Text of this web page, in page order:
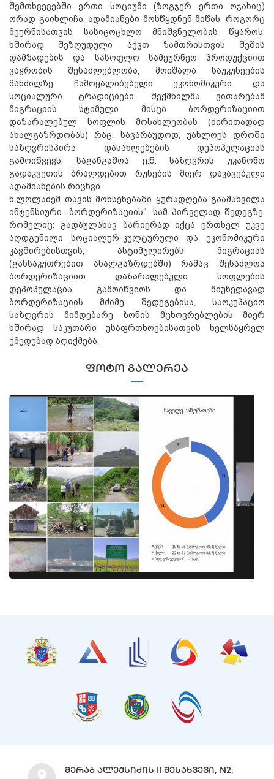
შემთხვევებში ერთი სოციუმი (ზოგჯერ ერთი ოჯახიც)
ორად გაიხლიჩა, ადამიანები მოსწყდნენ მიწას, როგორც
მეურნისათვის სასიცოცხლო მნიშვნელობის წყაროს;
ხშირად შეზღუდული აქვთ ზამთრისთვის შეშის
დამზადების და სასოფლო სამეურნეო პროდუქციით
ვაჭრობის შესაძლებლობა, მოიშალა საუკუნეების
მანძილზე ჩამოყალიბებული ეკონომიკური და
სოციალური ტრადიციები. შექმნილმა ვითარებამ
მიგრაციის სტიმული მისცა ბორდერიზაციით
დაზარალებულ სოფლის მოსახლეობას (ძირითადად
ახალგაზრდობას) რაც, სავარაუდოდ, უახლოეს დროში
საზღვრისპირა დასახლებების დეპოპულაციას
გამოიწვევს. საგანგაშოა ე.წ. საზღვრის უკანონო
გადაკვეთის ბრალდებით რუსების მიერ დაკავებული
ადამიანების რიცხვი.
ნ.ლოლაძემ თავის მოხსენებაში ყურადღება გაამახვილა
ინტენსიური „ბორდერიზაციის“, სამ პირველად შედეგზე,
რომელიც: გადაულახავ ბარიერად იქცა ერთხელ უკვე
აღდგენილი სოციალურ-კულტურული და ეკონომიკური
კავშირებისთვის; ასტიმულირებს მიგრაციას
(განსაკუთრებით ახალგაზრდებში) რამაც შესაძლოა
ბორდერიზაციით დაზარალებული სოფლების
დეპოპულაცია გამოიწვიოს და მიუხედავად
ბორდერიზაციის მძიმე შედეგებისა, საოკუპაციო
საზღვრის მიმდებარე ზონის მცხოვრებლების მიერ
ხშირად საკუთარი უსაფრთხოებისათვის ხელსაყრელ
ქმედებად აღიქმება.
ᲤᲝᲢᲝ ᲒᲐᲚᲔᲠᲔᲐ
ᲛᲔᲠᲐᲑ ᲐᲚᲔᲥᲡᲘᲫᲘᲡ II ᲨᲔᲡᲐᲮᲕᲔᲕᲘ, N2,